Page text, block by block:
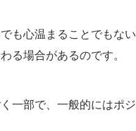
も心温まることでもな
る場合があるのです。
一部で、一般的にはポ